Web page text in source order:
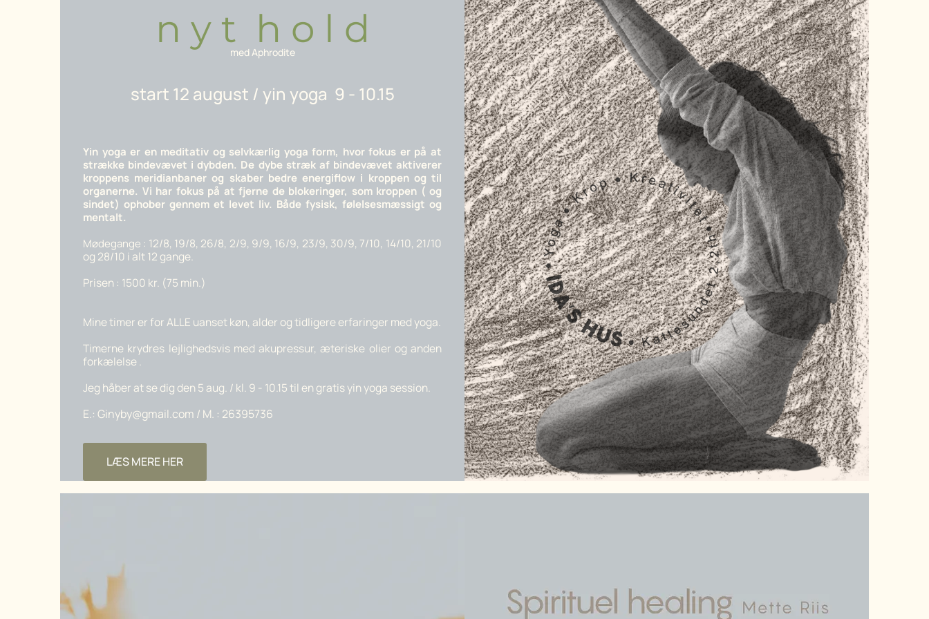
n y t h o l d
med Aphrodite
start 12 august / yin yoga 9 - 10.15
Yin yoga er en meditativ og selvkærlig yoga form, hvor fokus er på at
strække bindevævet i dybden. De dybe stræk af bindevævet aktiverer
kroppens meridianbaner og skaber bedre energiflow i kroppen og til
organerne. Vi har fokus på at fjerne de blokeringer, som kroppen ( og
sindet) ophober gennem et levet liv. Både fysisk, følelsesmæssigt og
mentalt.
Mødegange : 12/8, 19/8, 26/8, 2/9, 9/9, 16/9, 23/9, 30/9, 7/10, 14/10, 21/10
og 28/10 i alt 12 gange.
Prisen : 1500 kr. (75 min.)
Mine timer er for ALLE uanset køn, alder og tidligere erfaringer med yoga.
Timerne krydres lejlighedsvis med akupressur, æteriske olier og anden
forkælelse .
Jeg håber at se dig den 5 aug. / kl. 9 - 10.15 til en gratis yin yoga session.
E.: Ginyby@gmail.com / M. : 26395736
LÆS MERE HER